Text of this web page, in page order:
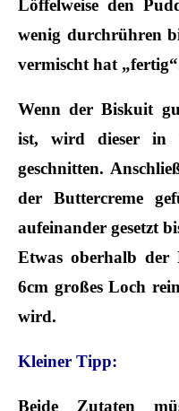
Löffelweise den
wenig durchrühren
vermischt hat
Wenn der Biskuit
ist, wird dieser in
geschnitten.
der Buttercreme
aufeinander gesetzt
Etwas oberhalb der
6cm großes Loch
wird.
Kleiner Tipp:
Beide Zutaten